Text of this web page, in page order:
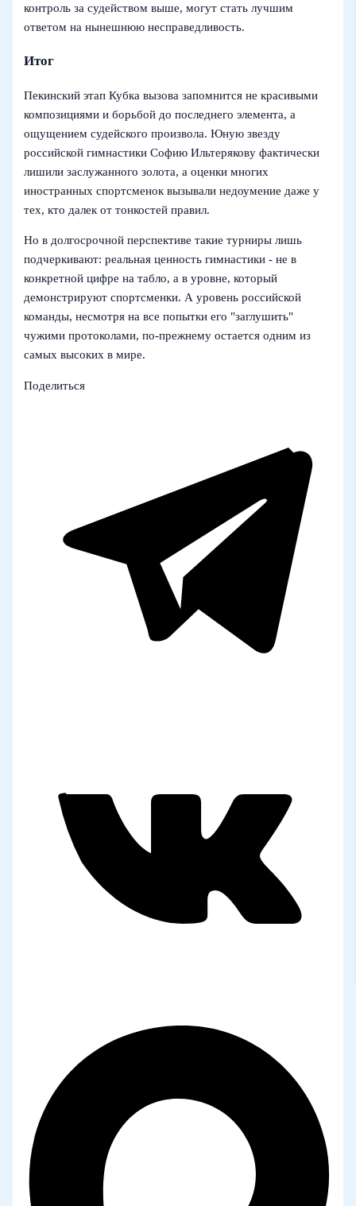
контроль за судейством выше, могут стать лучшим
ответом на нынешнюю несправедливость.
Итог
Пекинский этап Кубка вызова запомнится не красивыми
композициями и борьбой до последнего элемента, а
ощущением судейского произвола. Юную звезду
российской гимнастики Софию Ильтерякову фактически
лишили заслужанного золота, а оценки многих
иностранных спортсменок вызывали недоумение даже у
тех, кто далек от тонкостей правил.
Но в долгосрочной перспективе такие турниры лишь
подчеркивают: реальная ценность гимнастики - не в
конкретной цифре на табло, а в уровне, который
демонстрируют спортсменки. А уровень российской
команды, несмотря на все попытки его "заглушить"
чужими протоколами, по-прежнему остается одним из
самых высоких в мире.
Поделиться